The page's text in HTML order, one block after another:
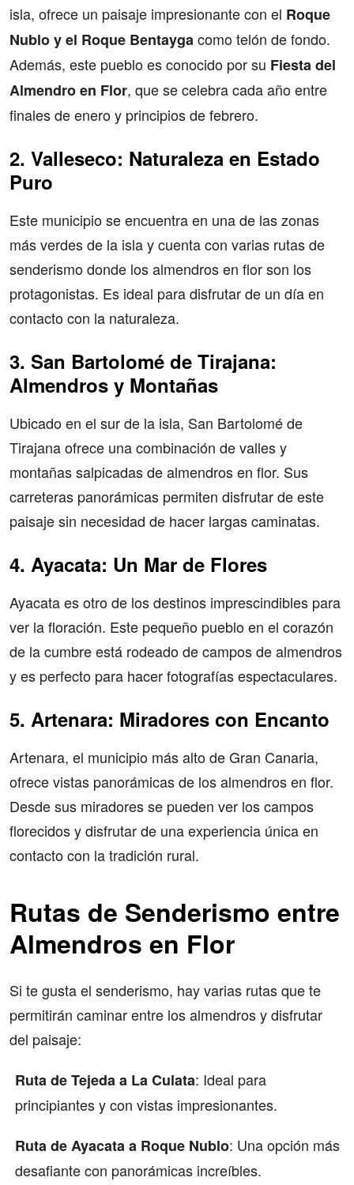
isla, ofrece un paisaje impresionante con el Roque
Nublo y el Roque Bentaygacomo telón de fondo.
Además, este pueblo es conocido por su Fiesta del
Almendro en Flor, que se celebra cada año entre
finales de enero y principios de febrero.
2. Valleseco: Naturaleza en Estado
Puro
Este municipio se encuentra en una de las zonas
más verdes de la isla y cuenta con varias rutas de
senderismo donde los almendros en flor son los
protagonistas. Es ideal para disfrutar de un día en
contacto con la naturaleza.
3. San Bartolomé de Tirajana:
Almendros y Montañas
Ubicado en el sur de la isla, San Bartolomé de
Tirajana ofrece una combinación de valles y
montañas salpicadas de almendros en flor. Sus
carreteras panorámicas permiten disfrutar de este
paisaje sin necesidad de hacer largas caminatas.
4. Ayacata: Un Mar de Flores
Ayacata es otro de los destinos imprescindibles para
ver la floración. Este pequeño pueblo en el corazón
de la cumbre está rodeado de campos de almendros
y es perfecto para hacer fotografías espectaculares.
5. Artenara: Miradores con Encanto
Artenara, el municipio más alto de Gran Canaria,
ofrece vistas panorámicas de los almendros en flor.
Desde sus miradores se pueden ver los campos
florecidos y disfrutar de una experiencia única en
contacto con la tradición rural.
Rutas de Senderismo entre
Almendros en Flor
Si te gusta el senderismo, hay varias rutas que te
permitirán caminar entre los almendros y disfrutar
del paisaje:
Ruta de Tejeda a La Culata: Ideal para
principiantes y con vistas impresionantes.
Ruta de Ayacata a Roque Nublo: Una opción más
desafiante con panorámicas increíbles.